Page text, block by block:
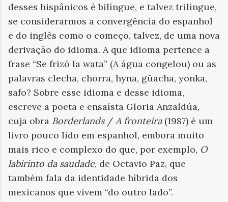
desses hispânicos é bilíngue, e talvez trilíngue,
se considerarmos a convergência do espanhol
e do inglês como o começo, talvez, de uma nova
derivação do idioma. A que idioma pertence a
frase “Se frizó la wata” (A água congelou) ou as
palavras clecha, chorra, hyna, güacha, yonka,
safo? Sobre esse idioma e desse idioma,
escreve a poeta e ensaísta Gloria Anzaldúa,
cuja obra Borderlands/ A fronteira(1987) é um
livro pouco lido em espanhol, embora muito
mais rico e complexo do que, por exemplo, O
labirinto da saudade, de Octavio Paz, que
também fala da identidade híbrida dos
mexicanos que vivem “do outro lado”.